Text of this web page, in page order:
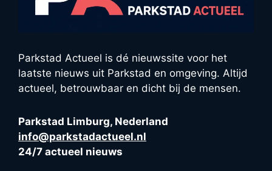
Parkstad Actueel is dé nieuwssite voor het
laatste nieuws uit Parkstad en omgeving. Altijd
actueel, betrouwbaar en dicht bij de mensen.
Parkstad Limburg, Nederland
info@parkstadactueel.nl
24/7 actueel nieuws